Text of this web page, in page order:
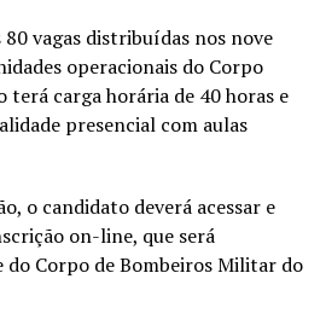
vagas distribuídas nos nove
operacionais do Corpo
terá carga horária de 40 horas e
presencial com aulas
o candidato deverá acessar e
on-line, que será
Corpo de Bombeiros Militar do